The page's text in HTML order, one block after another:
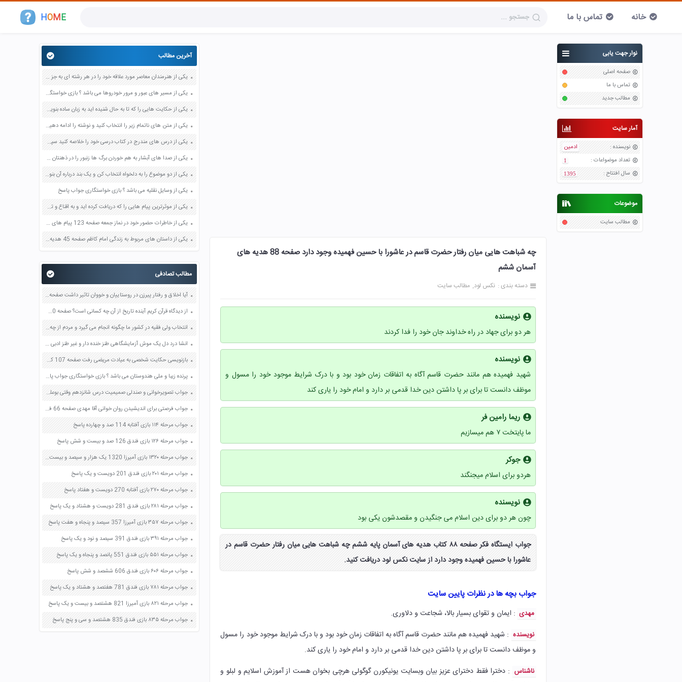
HOME خانه تماس با ما
نوار جهت یابی
صفحه اصلی
تماس با ما
مطالب جدید
آمار سایت
نویسنده :
ادمین
تعداد موضواعات :
1
سال افتتاح :
1395
موضوعات
مطالب سایت
چه شباهت هایی میان رفتار حضرت قاسم در عاشورا با حسین فهمیده وجود دارد صفحه 88 هدیه های
آسمان ششم
دسته بندی : نکس لود مطالب سایت
نویسنده
هر دو برای جهاد در راه خداوند جان خود را فدا کردند
نویسنده
شهید فهمیده هم مانند حضرت قاسم آگاه به اتفاقات زمان خود بود و با درک شرایط موجود خود را مسول و
موظف دانست تا برای بر پا داشتن دین خدا قدمی بر دارد و امام خود را یاری کند
ریما رامین فر
ما پایتخت ۷ هم میسازیم
جوکر
هردو برای اسلام میجنگند
نویسنده
چون هر دو برای دین اسلام می جنگیدن و مقصدشون یکی بود
جواب ایستگاه فکر صفحه ۸۸ کتاب هدیه های آسمان پایه ششم چه شباهت هایی میان رفتار حضرت قاسم در
عاشورا با حسین فهمیده وجود دارد از سایت نکس لود دریافت کنید.
جواب بچه ها در نظرات پایین سایت
مهدی : ایمان و تقوای بسیار بالا، شجاعت و دلاوری.
نویسنده : شهید فهمیده هم مانند حضرت قاسم آگاه به اتفاقات زمان خود بود و با درک شرایط موجود خود را مسول
و موظف دانست تا برای بر پا داشتن دین خدا قدمی بر دارد و امام خود را یاری کند.
ناشناس : دخترا فقط دخترای عزیز بیان وبسایت یونیکورن گوگولی هرچی بخوان هست از آموزش اسلایم و لبلو و
آخرین مطالب
یکی از هنرمندان معاصر مورد علاقه خود را در هر رشته ای به جز عکاسی صفحه 69 فرهنگ و هنر نهم
یکی از مسیر های عبور و مرور خودروها می باشد ؟ بازی خواستگاری جواب پاسخ
یکی از حکایت هایی را که تا به حال شنیده اید به زبان ساده بنویسید صفحه 97 نگارش ششم دبستان
یکی از متن های ناتمام زیر را انتخاب کنید و نوشته را ادامه دهید صفحه 73 و 74 کتاب نگارش فارسی پنجم دبستان
یکی از درس های مندرج در کتاب درسی خود را خلاصه کنید سپس متن خلاصه شده را با بهره گیری از روش های دسته بندی نمودار جدول نقشه مفهومی نشان دهید صفحه 118 نگارش یازدهم
یکی از صدا های آبشار به هم خوردن برگ ها زنبور را در ذهنتان مجسم کنید و درباره آن یک بند بنویسید صفحه 11 نگارش پنجم
یکی از دو موضوع را به دلخواه انتخاب کن و یک بند درباره آن بنویس صفحه 35 کتاب نگارش فارسی سوم
یکی از وسایل نقلیه می باشد ؟ بازی خواستگاری جواب پاسخ
یکی از موثرترین پیام هایی را که دریافت کرده اید و به اقناع و تغییری جدی در شما منجر شده است برسی کنید و علت این تاثیر گذاری قابل توجه را بنویسید صفحه 52 تفکر و سواد رسانه ای دهم
یکی از خاطرات حضور خود در نماز جمعه صفحه 123 پیام های آسمان هفتم
یکی از داستان های مربوط به زندگی امام کاظم صفحه 45 هدیه های آسمان چهارم
مطالب تصادفی
آیا اخلاق و رفتار پیرزن در روستاییان و خووان تاثیر داشت صفحه 13 تفکر و سبک زندگی هفتم
از دیدگاه قرآن کریم آینده تاریخ از آن چه کسانی است؟ صفحه 120 دین و زندگی یازدهم
انتخاب ولی فقیه در کشور ما چگونه انجام می گیرد و مردم از چه طریقی در انتخاب ایشان دخالت دارند صفحه 133 دین و زندگی یازدهم
انشا درد دل یک موش آزمایشگاهی طنز خنده دار و غیر طنز ادبی صفحه 55 نگارش نهم
بازنویسی حکایت شخصی به عیادت مریضی رفت صفحه 107 کتاب نگارش نهم
پرنده زیبا و ملی هندوستان می باشد ؟ بازی خواستگاری جواب پاسخ
جواب تصویرخوانی و صندلی صمیمیت درس شانزدهم وقتی بوعلی کودک بود صفحه 127 فارسی پنجم
جواب فرصتی برای اندیشیدن روان خوانی آقا مهدی صفحه 66 فارسی هشتم
جواب مرحله ۱۱۴ بازی آفتابه 114 صد و چهارده پاسخ
جواب مرحله ۱۲۶ بازی فندق 126 صد و بیست و شش پاسخ
جواب مرحله ۱۳۲۰ بازی آمیرزا 1320 یک هزار و سیصد و بیست پاسخ
جواب مرحله ۲۰۱ بازی فندق 201 دویست و یک پاسخ
جواب مرحله ۲۷۰ بازی آفتابه 270 دویست و هفتاد پاسخ
جواب مرحله ۲۸۱ بازی فندق 281 دویست و هشتاد و یک پاسخ
جواب مرحله ۳۵۷ بازی آمیرزا 357 سیصد و پنجاه و هفت پاسخ
جواب مرحله ۳۹۱ بازی فندق 391 سیصد و نود و یک پاسخ
جواب مرحله ۵۵۱ بازی فندق 551 پانصد و پنجاه و یک پاسخ
جواب مرحله ۶۰۶ بازی فندق 606 ششصد و شش پاسخ
جواب مرحله ۷۸۱ بازی فندق 781 هفتصد و هشتاد و یک پاسخ
جواب مرحله ۸۲۱ بازی آمیرزا 821 هشتصد و بیست و یک پاسخ
جواب مرحله ۸۳۵ بازی فندق 835 هشتصد و سی و پنج پاسخ